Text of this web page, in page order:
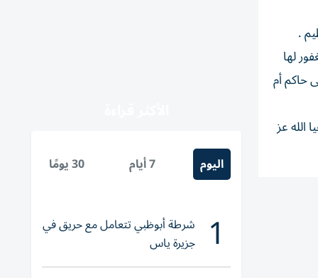
.
لها
حاكم أم
الله عز
اليوم 7 أيام 30 يومًا
1 شرطة أبوظبي تتعامل مع حريق في
جزيرة ياس